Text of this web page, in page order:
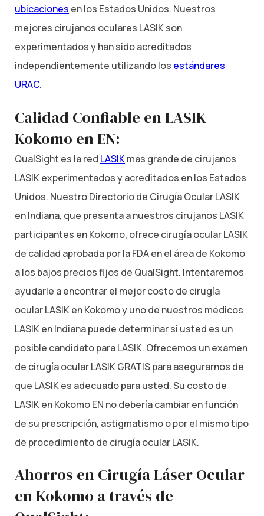
ubicaciones en los Estados Unidos. Nuestros
mejores cirujanos oculares LASIK son
experimentados y han sido acreditados
independientemente utilizando los estándares
URAC.
Calidad Confiable en LASIK
Kokomo en EN:
QualSight es la red LASIKmás grande de cirujanos
LASIK experimentados y acreditados en los Estados
Unidos. Nuestro Directorio de Cirugía Ocular LASIK
en Indiana, que presenta a nuestros cirujanos LASIK
participantes en Kokomo, ofrece cirugía ocular LASIK
de calidad aprobada por la FDA en el área de Kokomo
a los bajos precios fijos de QualSight. Intentaremos
ayudarle a encontrar el mejor costo de cirugía
ocular LASIK en Kokomo y uno de nuestros médicos
LASIK en Indiana puede determinar si usted es un
posible candidato para LASIK. Ofrecemos un examen
de cirugía ocular LASIK GRATIS para asegurarnos de
que LASIK es adecuado para usted. Su costo de
LASIK en Kokomo EN no debería cambiar en función
de su prescripción, astigmatismo o por el mismo tipo
de procedimiento de cirugía ocular LASIK.
Ahorros en Cirugía Láser Ocular
en Kokomo a través de